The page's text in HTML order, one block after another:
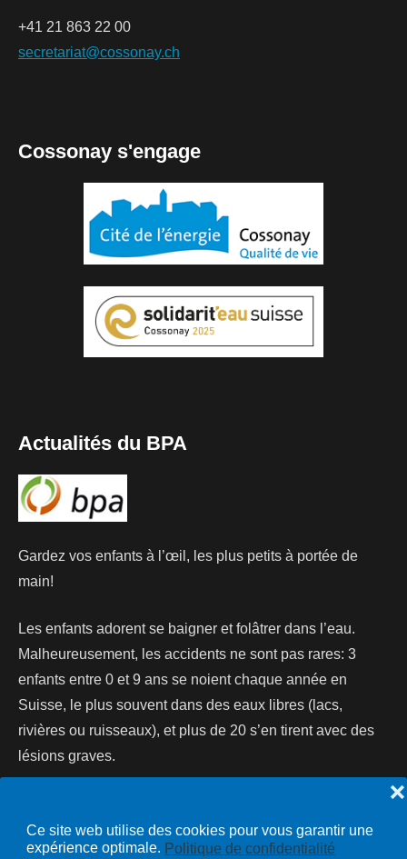
Ce site web utilise des cookies pour vous garantir une
expérience optimale. Politique de confidentialité
❌
+41 21 863 22 00
secretariat@cossonay.ch
Cossonay s'engage
Actualités du BPA
Gardez vos enfants à l’œil, les plus petits à portée de
main!
Les enfants adorent se baigner et folâtrer dans l’eau.
Malheureusement, les accidents ne sont pas rares: 3
enfants entre 0 et 9 ans se noient chaque année en
Suisse, le plus souvent dans des eaux libres (lacs,
rivières ou ruisseaux), et plus de 20 s’en tirent avec des
lésions graves.